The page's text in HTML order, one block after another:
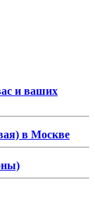
и ваших
в Москве